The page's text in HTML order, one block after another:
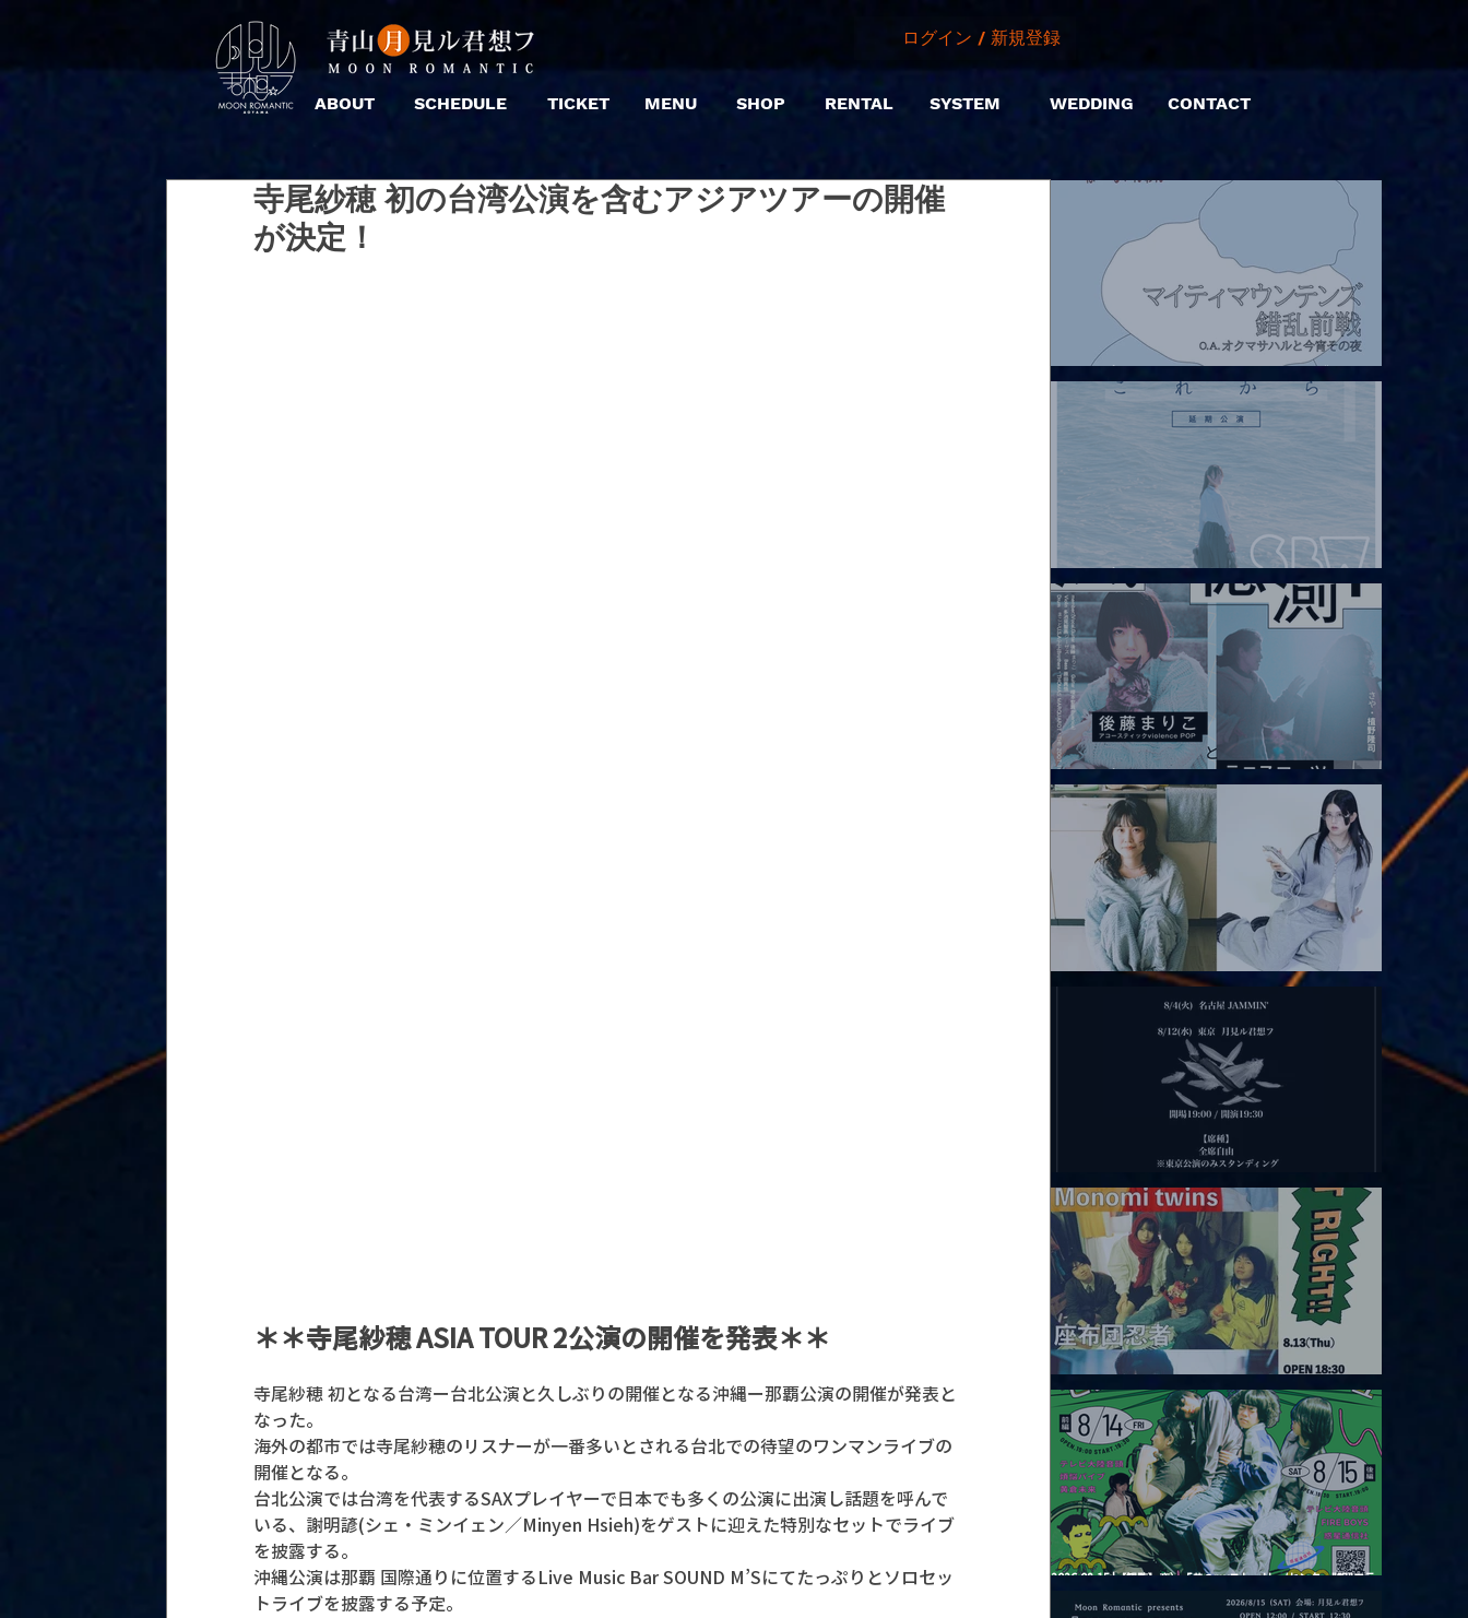
ABOUT SCHEDULE TICKET MENU SHOP
ログイン / 新規登録
RENTAL SYSTEM WEDDING CONTACT
寺尾紗穂 初の台湾公演を含むアジアツアーの開催
が決定！
＊＊寺尾紗穂 ASIA TOUR 2公演の開催を発表＊＊
寺尾紗穂 初となる台湾ー台北公演と久しぶりの開催となる沖縄ー那覇公演の開催が発表と
なった。
海外の都市では寺尾紗穂のリスナーが一番多いとされる台北での待望のワンマンライブの
開催となる。
台北公演では台湾を代表するSAXプレイヤーで日本でも多くの公演に出演し話題を呼んで
いる、謝明諺(シェ・ミンイェン／Minyen Hsieh)をゲストに迎えた特別なセットでライブ
を披露する。
沖縄公演は那覇 国際通りに位置するLive Music Bar SOUND M’Sにてたっぷりとソロセッ
トライブを披露する予定。
2026.08.07 |【観覧】マイティマウンテンズpresents. “HALL-IN-
2026.08.08 |【観覧】Oaiko pre.「これから」延期公演 Blurred
City Lights × 17歳とベルリンの壁
2026.08.10 |【観覧】「巷のmyストーリー/風の憶測1～後藤まりこ
アコースティックviolence POPとテニスコーツ」
2026.08.12 |【観覧】田澤孝介 ソロワンマン 「Ballad Box 2026」
2026.08.13 |【観覧】JUST RIGHT!! vol.26
2026.08.15 |【観覧】夜）『巷のmyストーリー/センター"訳"フラ